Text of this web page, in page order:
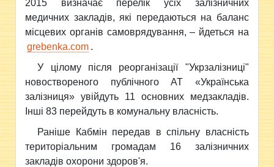
2015 визначає перелік усіх залізничних
медичних закладів, які передаються на баланс
місцевих органів самоврядування, – йдеться на
grebenka.com .
У цілому після реорганізації "Укрзалізниці"
новоствореного публічного АТ «Українська
залізниця» увійдуть 11 основних медзакладів.
Інші 83 перейдуть в комунальну власність.
Раніше Кабмін передав в спільну власність
територіальним громадам 16 залізничних
закладів охорони здоров'я.